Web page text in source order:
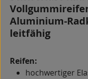
Aluminium-
leitfähig
Reifen:
hochwertiger